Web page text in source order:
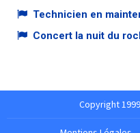
Technicien en
Concert la nuit du
Copyright